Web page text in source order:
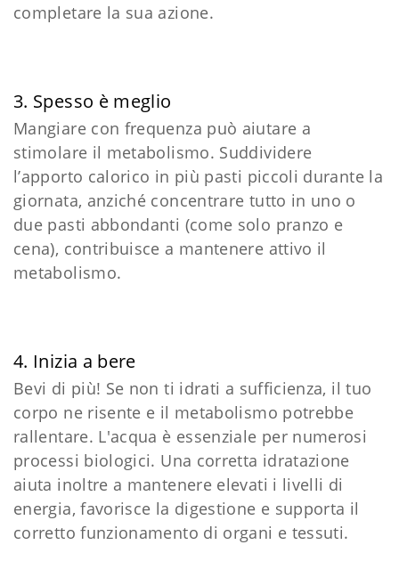
completare la sua azione.
3. Spesso è meglio
Mangiare con frequenza può aiutare a
stimolare il metabolismo. Suddividere
l’apporto calorico in più pasti piccoli durante la
giornata, anziché concentrare tutto in uno o
due pasti abbondanti (come solo pranzo e
cena), contribuisce a mantenere attivo il
metabolismo.
4. Inizia a bere
Bevi di più! Se non ti idrati a sufficienza, il tuo
corpo ne risente e il metabolismo potrebbe
rallentare. L'acqua è essenziale per numerosi
processi biologici. Una corretta idratazione
aiuta inoltre a mantenere elevati i livelli di
energia, favorisce la digestione e supporta il
corretto funzionamento di organi e tessuti.